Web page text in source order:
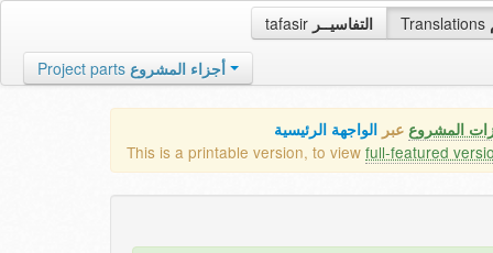
tafasir التفاسيــر Translations
Project parts أجزاء المشروع
المشروع عبر الواجهة الرئيسية
This is a printable version, to view full-featured